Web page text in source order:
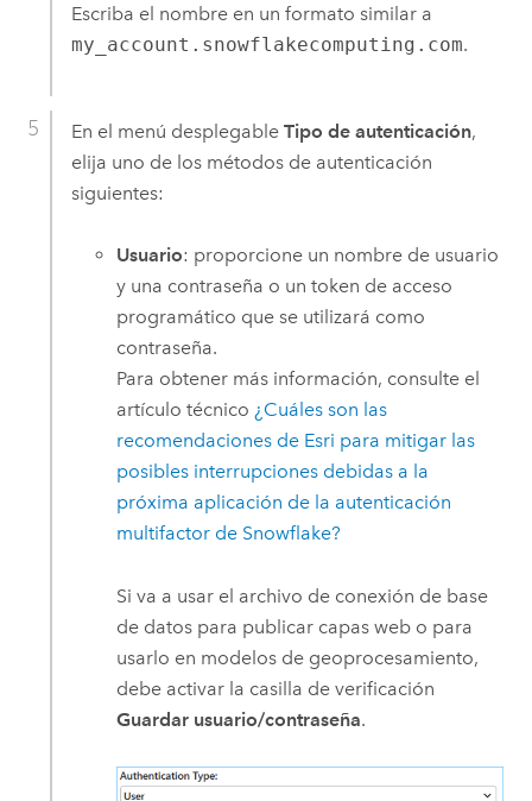
Escriba el nombre en un formato similar a
my_account.snowflakecomputing.com.
En el menú desplegable Tipo de autenticación,
elija uno de los métodos de autenticación
siguientes:
Usuario: proporcione un nombre de usuario
y una contraseña o un token de acceso
programático que se utilizará como
contraseña.
Para obtener más información, consulte el
artículo técnico ¿Cuáles son las
recomendaciones de Esri para mitigar las
posibles interrupciones debidas a la
próxima aplicación de la autenticación
multifactor de Snowflake?
Si va a usar el archivo de conexión de base
de datos para publicar capas web o para
usarlo en modelos de geoprocesamiento,
debe activar la casilla de verificación
Guardar usuario/contraseña.